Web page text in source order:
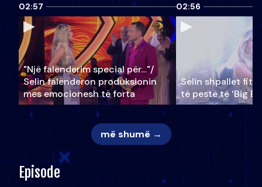
02:57
"Një falenderim special për…"/
Selin falënderon produksionin
mes emocionesh të forta
02:56
Selin shpallet
të pestë të ‘Big
më shumë →
Episode